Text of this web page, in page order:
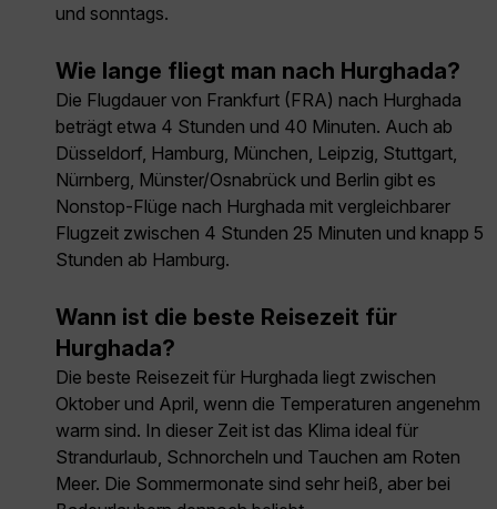
und sonntags.
Wie lange fliegt man nach Hurghada?
Die Flugdauer von Frankfurt (FRA) nach Hurghada
beträgt etwa 4 Stunden und 40 Minuten. Auch ab
Düsseldorf, Hamburg, München, Leipzig, Stuttgart,
Nürnberg, Münster/Osnabrück und Berlin gibt es
Nonstop-Flüge nach Hurghada mit vergleichbarer
Flugzeit zwischen 4 Stunden 25 Minuten und knapp 5
Stunden ab Hamburg.
Wann ist die beste Reisezeit für
Hurghada?
Die beste Reisezeit für Hurghada liegt zwischen
Oktober und April, wenn die Temperaturen angenehm
warm sind. In dieser Zeit ist das Klima ideal für
Strandurlaub, Schnorcheln und Tauchen am Roten
Meer. Die Sommermonate sind sehr heiß, aber bei